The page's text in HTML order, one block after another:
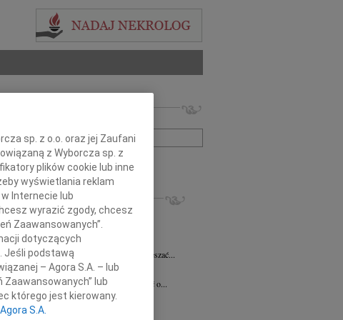
nekrologów i wspomnień
+ szukanie zaawansowane
NEKROLOGI
Marek Pliszkiewicz05.08.2026Warszawa
Ze smutkiem żegnamy Profesora Marka...
Marianna Szymańska 04.08.2026
Gdyby miłość mogła uzdrawiać a łzy wskrzeszać...
Andrzej Gołaszewski 04.08.2026
Z wielkim smutkiem przyjęliśmy wiadomość o...
Andrzej Perzanowski03.08.2026
Z głębokim smutkiem i niedowierzaniem...
sp. z o.o. oraz jej Zaufani
z Wyborcza sp. z
plików cookie lub inne
wyświetlania reklam
Internecie lub
wyrazić zgody, chcesz
Zaawansowanych”.
dotyczących
Jeśli podstawą
– Agora S.A. – lub
lub
którego jest kierowany.
S.A.